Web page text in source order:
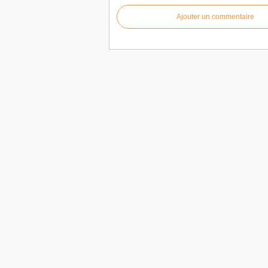
Ajouter un commentaire